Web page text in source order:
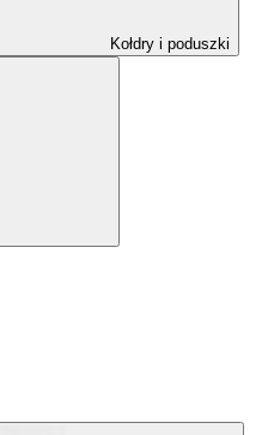
Kołdry i poduszki